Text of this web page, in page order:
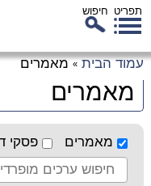
תפריט חיפוש
עמוד הבית » מאמרים
מאמרים
מאמרים פסקי